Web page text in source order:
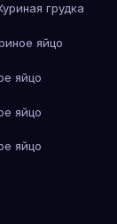
грудка
яйцо
яйцо
яйцо
яйцо